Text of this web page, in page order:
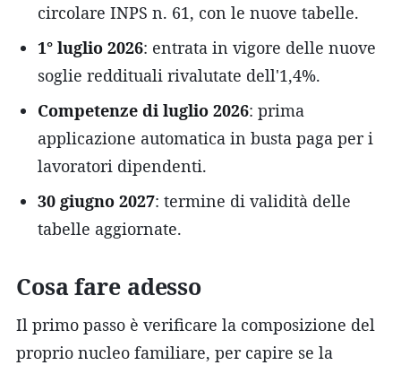
circolare INPS n. 61, con le nuove tabelle.
1° luglio 2026: entrata in vigore delle nuove
soglie reddituali rivalutate dell'1,4%.
Competenze di luglio 2026: prima
applicazione automatica in busta paga per i
lavoratori dipendenti.
30 giugno 2027: termine di validità delle
tabelle aggiornate.
Cosa fare adesso
Il primo passo è verificare la composizione del
proprio nucleo familiare, per capire se la